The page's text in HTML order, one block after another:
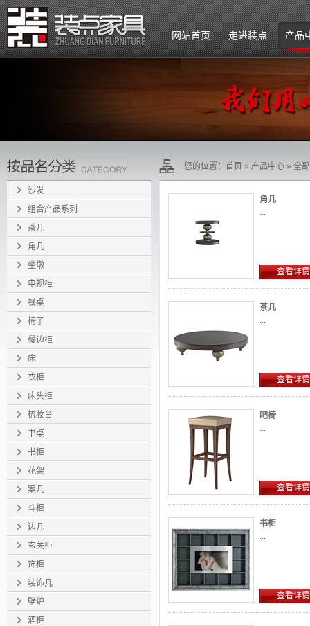
网站首页 走进装点
企业文化
组织架构
产品
沙发
组合产品系列
茶几
角几
坐墩
电视柜
餐桌
椅子
餐边柜
床
衣柜
床头柜
梳妆台
书桌
书柜
花架
案几
斗柜
边几
玄关柜
饰柜
装饰几
壁炉
酒柜
您的位置： 首页 » 产品中心 » 全
角几
...
查看详情
茶几
...
查看详情
吧椅
...
查看详情
书柜
...
查看详情